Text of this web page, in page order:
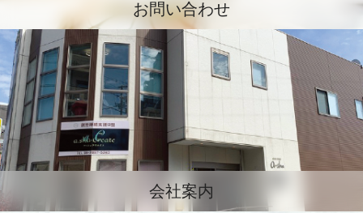
お問い合わせ
会社案内